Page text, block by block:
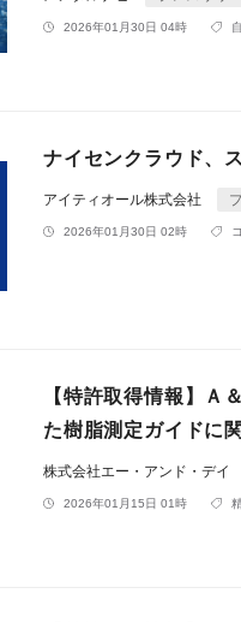
2026年01月30日 04時
ナイセンクラウド、
アイティオール株式会社
2026年01月30日 02時
【特許取得情報】Ａ
た樹脂測定ガイドに
株式会社エー・アンド・デイ
2026年01月15日 01時